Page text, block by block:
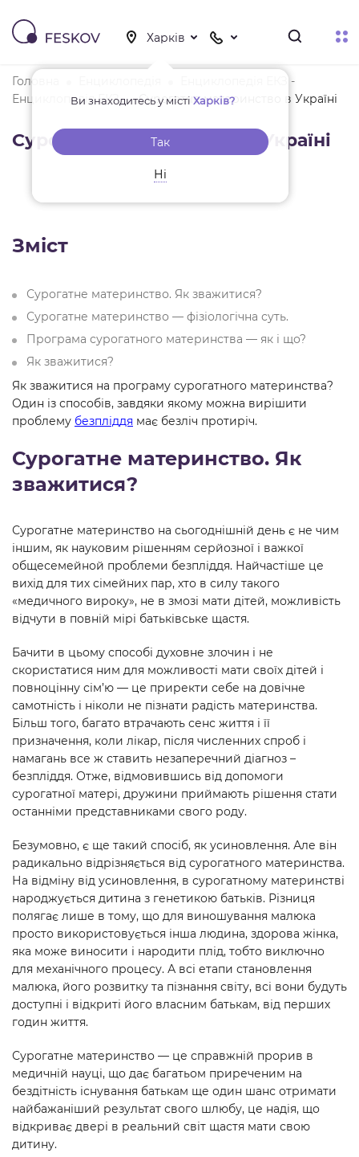
Ви знаходитесь у місті Харків?
Так
Ні
Головна
Енциклопедія ЕКЗ -
Енциклопедія ЕКЗ
Сурогатне материнство в Україні
Сурогатне материнство в Україні
Зміст
Сурогатне материнство. Як зважитися?
Сурогатне материнство — фізіологічна суть.
Програма сурогатного материнства — як і що?
Як зважитися?
Як зважитися на програму сурогатного материнства?
Один із способів, завдяки якому можна вирішити
проблему безпліддя має безліч протиріч.
Сурогатне материнство. Як
зважитися?
Сурогатне материнство на сьогоднішній день є не чим
іншим, як науковим рішенням серйозної і важкої
общесемейной проблеми безпліддя. Найчастіше це
вихід для тих сімейних пар, хто в силу такого
«медичного вироку», не в змозі мати дітей, можливість
відчути в повній мірі батьківське щастя.
Бачити в цьому способі духовне злочин і не
скористатися ним для можливості мати своїх дітей і
повноцінну сім’ю — це приректи себе на довічне
самотність і ніколи не пізнати радість материнства.
Більш того, багато втрачають сенс життя і її
призначення, коли лікар, після численних спроб і
намагань все ж ставить незаперечний діагноз –
безпліддя. Отже, відмовившись від допомоги
сурогатної матері, дружини приймають рішення стати
останніми представниками свого роду.
Безумовно, є ще такий спосіб, як усиновлення. Але він
радикально відрізняється від сурогатного материнства.
На відміну від усиновлення, в сурогатному материнстві
народжується дитина з генетикою батьків. Різниця
полягає лише в тому, що для виношування малюка
просто використовується інша людина, здорова жінка,
яка може виносити і народити плід, тобто виключно
для механічного процесу. А всі етапи становлення
малюка, його розвитку та пізнання світу, всі вони будуть
доступні і відкриті його власним батькам, від перших
годин життя.
Сурогатне материнство — це справжній прорив в
медичній науці, що дає багатьом приреченим на
бездітність існування батькам ще один шанс отримати
найбажаніший результат свого шлюбу, це надія, що
відкриває двері в реальний світ щастя мати свою
дитину.